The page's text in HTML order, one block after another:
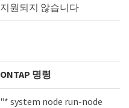
지원되지 않습니다
ONTAP 명령
"* system node run-node